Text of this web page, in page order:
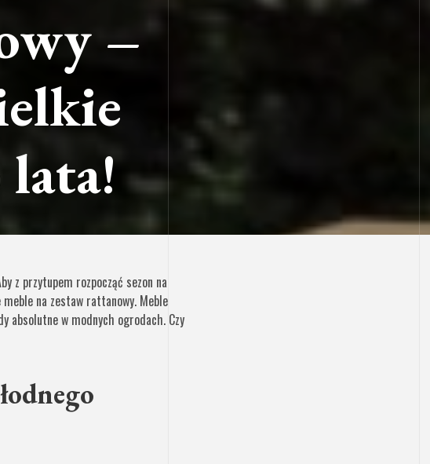
–
z przytupem rozpocząć sezon na
meble na zestaw rattanowy. Meble
absolutne w modnych ogrodach. Czy